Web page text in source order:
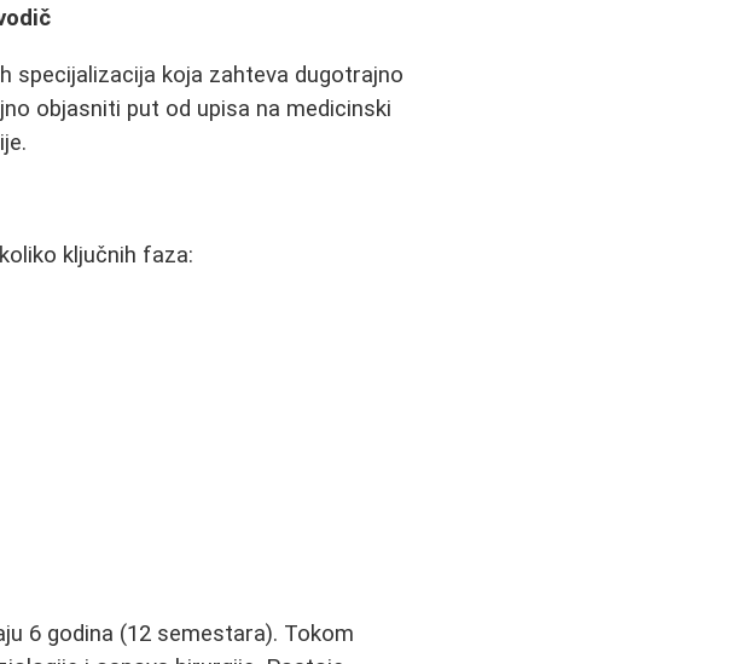
specijalizacija koja zahteva dugotrajno
objasniti put od upisa na medicinski
ključnih faza:
6 godina (12 semestara). Tokom